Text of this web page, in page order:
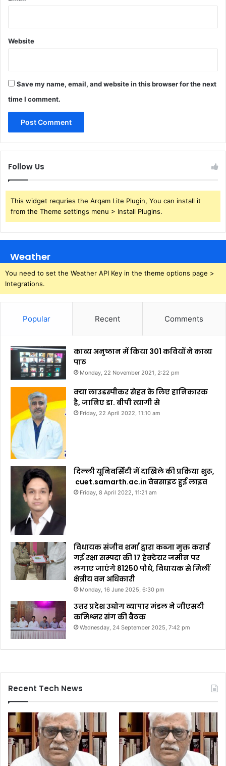
Website
Save my name, email, and website in this browser for the next
time I comment.
Follow Us
This widget requries the Arqam Lite Plugin, You can install it
from the Theme settings menu > Install Plugins.
Weather
You need to set the Weather API Key in the theme options page >
Integrations.
Popular Recent Comments
काव्य अनुष्ठान में किया 301 कवियों ने काव्य
पाठ
Monday, 22 November 2021, 2:22 pm
क्या लाउडस्पीकर सेहत के लिए हानिकारक
है, जानिए डा. बीपी त्यागी से
Friday, 22 April 2022, 11:10 am
दिल्ली यूनिवर्सिटी में दाखिले की प्रक्रिया शुरू,
cuet.samarth.ac.in वेबसाइट हुई लाइव
Friday, 8 April 2022, 11:21 am
विधायक संजीव शर्मा द्वारा कब्जा मुक्त कराई
गई रक्षा सम्पदा की 17 हेक्टेयर जमीन पर
लगाए जाएंगे 81250 पौधे, विधायक से मिलीं
क्षेत्रीय वन अधिकारी
Monday, 16 June 2025, 6:30 pm
उत्तर प्रदेश उद्योग व्यापार मंडल ने जीएसटी
कमिश्नर संग की बैठक
Wednesday, 24 September 2025, 7:42 pm
Recent Tech News